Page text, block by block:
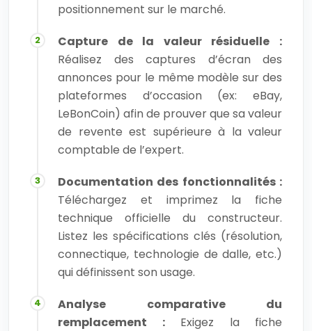
positionnement sur le marché.
Capture de la valeur résiduelle :
Réalisez des captures d’écran des
annonces pour le même modèle sur des
plateformes d’occasion (ex: eBay,
LeBonCoin) afin de prouver que sa valeur
de revente est supérieure à la valeur
comptable de l’expert.
Documentation des fonctionnalités :
Téléchargez et imprimez la fiche
technique officielle du constructeur.
Listez les spécifications clés (résolution,
connectique, technologie de dalle, etc.)
qui définissent son usage.
Analyse comparative du
remplacement :Exigez la fiche